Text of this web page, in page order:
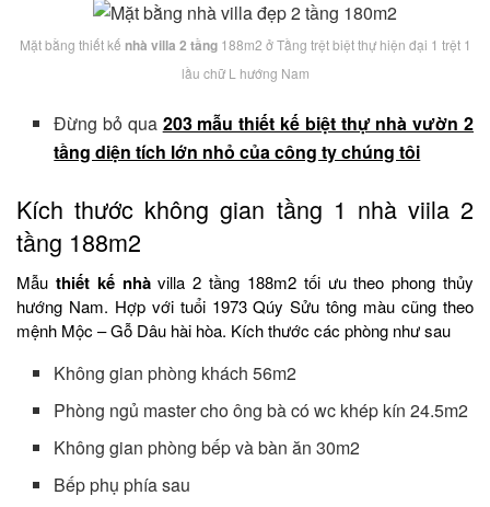
Mặt bằng thiết kế nhà villa 2 tầng188m2 ở Tầng trệt biệt thự hiện đại 1 trệt 1
lầu chữ L hướng Nam
Đừng bỏ qua 203 mẫu thiết kế biệt thự nhà vườn 2
tầng diện tích lớn nhỏ của công ty chúng tôi
Kích thước không gian tầng 1 nhà viila 2
tầng 188m2
Mẫu thiết kế nhàvilla 2 tầng 188m2 tối ưu theo phong thủy
hướng Nam. Hợp với tuổi 1973 Qúy Sửu tông màu cũng theo
mệnh Mộc – Gỗ Dâu hài hòa. Kích thước các phòng như sau
Không gian phòng khách 56m2
Phòng ngủ master cho ông bà có wc khép kín 24.5m2
Không gian phòng bếp và bàn ăn 30m2
Bếp phụ phía sau